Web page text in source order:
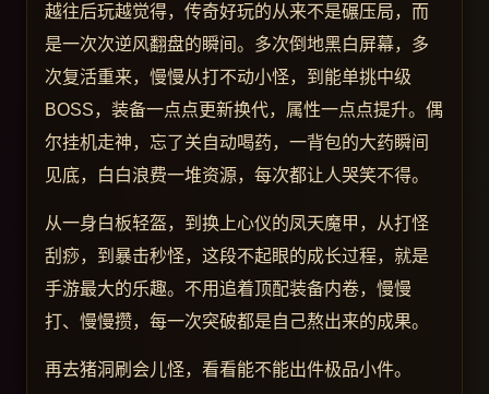
越往后玩越觉得，传奇好玩的从来不是碾压局，而
是一次次逆风翻盘的瞬间。多次倒地黑白屏幕，多
次复活重来，慢慢从打不动小怪，到能单挑中级
BOSS，装备一点点更新换代，属性一点点提升。偶
尔挂机走神，忘了关自动喝药，一背包的大药瞬间
见底，白白浪费一堆资源，每次都让人哭笑不得。
从一身白板轻盔，到换上心仪的凤天魔甲，从打怪
刮痧，到暴击秒怪，这段不起眼的成长过程，就是
手游最大的乐趣。不用追着顶配装备内卷，慢慢
打、慢慢攒，每一次突破都是自己熬出来的成果。
再去猪洞刷会儿怪，看看能不能出件极品小件。